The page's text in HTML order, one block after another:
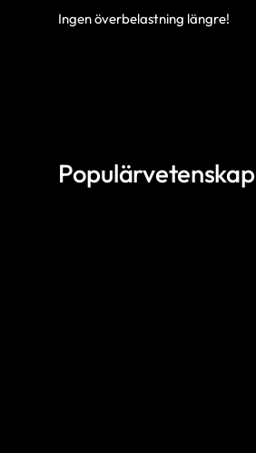
Ingen överbelastning längre!
Populärvetenskap